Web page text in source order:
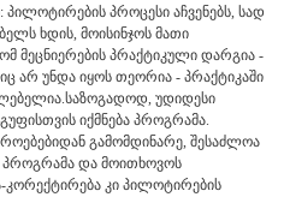
პროცესი აჩვენებს, სად
ხდის, მოისინჯოს მათი
მეცნიერების პრაქტიკული დარგია -
არ უნდა იყოს თეორია - პრაქტიკაში
უდიდესი
იქმნება პროგრამა.
გამომდინარე, შესაძლოა
და მოითხოვოს
კი პილოტირების